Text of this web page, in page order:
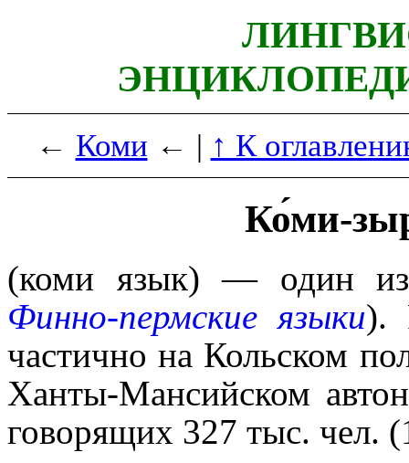
← Коми ← | ↑ К
Ко́ми-
(коми язык) — один
Финно-пермские языки).
частично на Кольском
Ханты-Мансийском
говорящих 327 тыс. чел.